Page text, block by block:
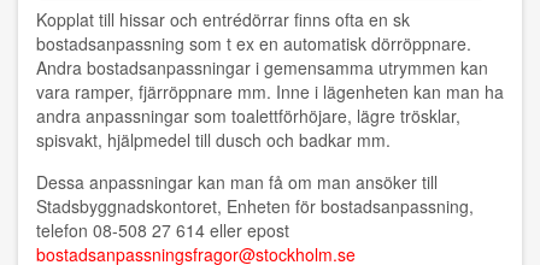
Kopplat till hissar och entrédörrar finns ofta en sk
bostadsanpassning som t ex en automatisk dörröppnare.
Andra bostadsanpassningar i gemensamma utrymmen kan
vara ramper, fjärröppnare mm. Inne i lägenheten kan man ha
andra anpassningar som toalettförhöjare, lägre trösklar,
spisvakt, hjälpmedel till dusch och badkar mm.
Dessa anpassningar kan man få om man ansöker till
Stadsbyggnadskontoret, Enheten för bostadsanpassning,
telefon 08-508 27 614 eller epost
bostadsanpassningsfragor@stockholm.se